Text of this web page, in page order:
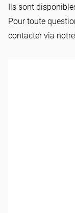
Ils sont
Pour toute
contacter via notre